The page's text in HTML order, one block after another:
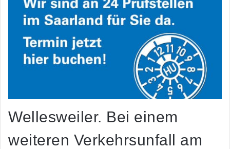
Wellesweiler. Bei einem
weiteren Verkehrsunfall am